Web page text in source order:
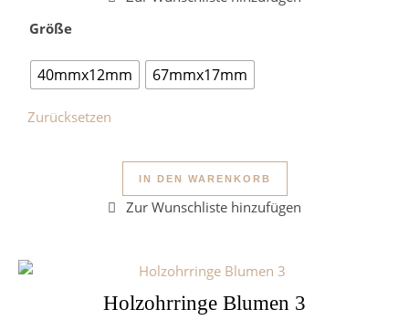
Größe
40mmx12mm 67mmx17mm
Zurücksetzen
Holzohrringe Blumen länglich
IN DEN WARENKORB
Holzohrringe Blumen 3